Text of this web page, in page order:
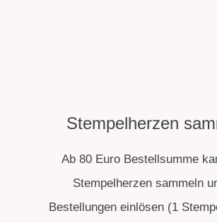
Stempelherzen
Ab 80 Euro Bestellsumme
Stempelherzen sammeln
Bestellungen einlösen (1